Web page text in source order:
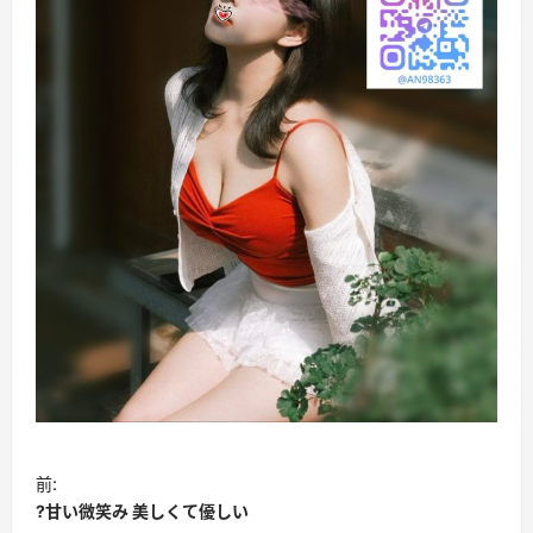
投
稿
前:
?甘い微笑み 美しくて優しい